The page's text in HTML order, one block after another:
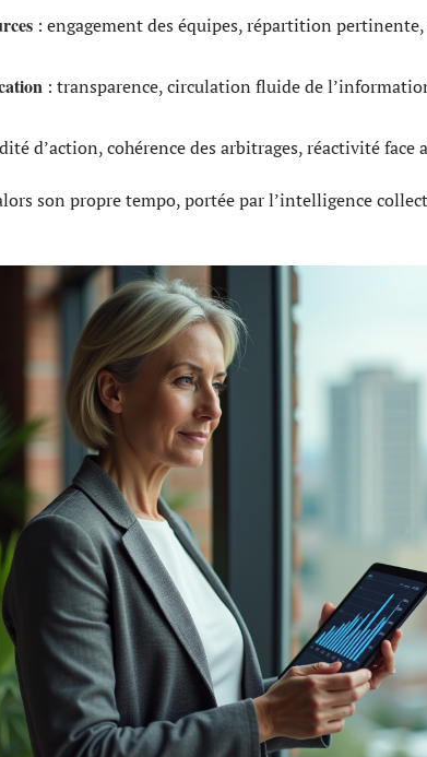
: engagement des équipes, répartition
: transparence, circulation fluide de
d’action, cohérence des arbitrages, réactivité face
son propre tempo, portée par l’intelligence